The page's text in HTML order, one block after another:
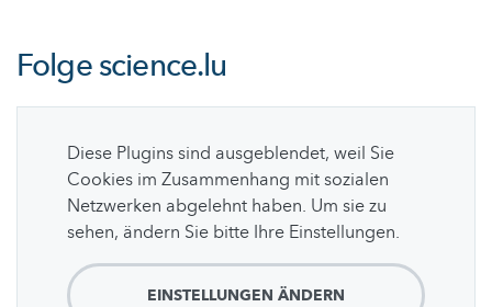
Folgescience.lu
Diese Plugins sind ausgeblendet, weil Sie
Cookies im Zusammenhang mit sozialen
Netzwerken abgelehnt haben. Um sie zu
sehen, ändern Sie bitte Ihre Einstellungen.
EINSTELLUNGEN ÄNDERN